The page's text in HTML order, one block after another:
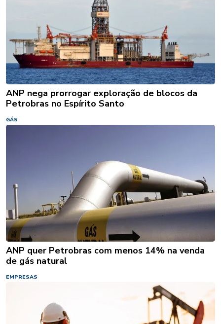
ANP nega prorrogar exploração de blocos da
Petrobras no Espírito Santo
GÁS
ANP quer Petrobras com menos 14% na venda
de gás natural
EMPRESAS